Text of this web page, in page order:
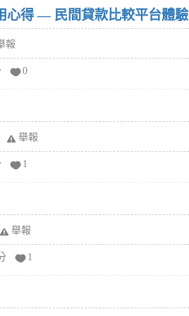
心得 — 民間貸款比較平台體驗
報
0
舉報
1
舉報
1